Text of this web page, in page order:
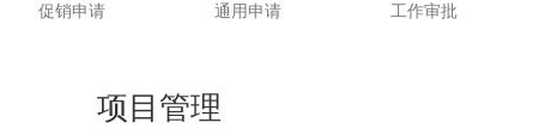
促销申请 通用申请 工作审批
项目管理